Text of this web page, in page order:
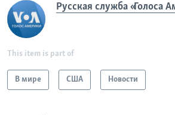
Русская служба «Голоса
This item is part of
В мире США Новости